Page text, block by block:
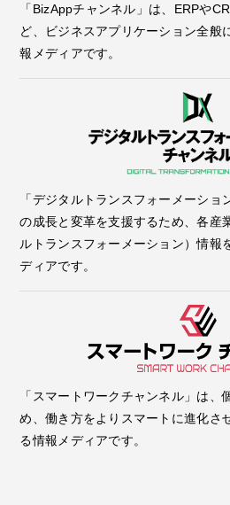
「BizAppチャンネル」は、ERPや
ど、ビジネスアプリケーション全般
報メディアです。
「デジタルトランスフォーメーシ
の成長と変革を支援するため、各産
ルトランスフォーメーション）情報
ディアです。
「スマートワークチャンネル」は、
め、働き方をよりスマートに進化さ
る情報メディアです。